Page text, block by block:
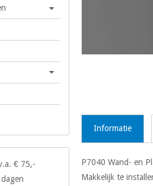
Informatie
P7040 Wand- en
Makkelijk te
€ 75,-